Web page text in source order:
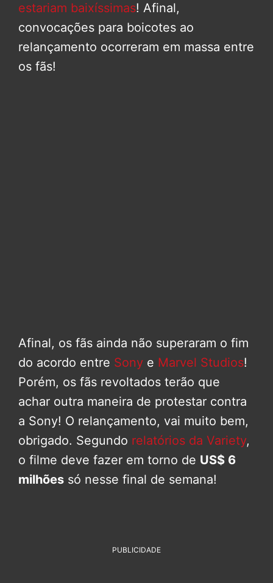
estariam baixíssimas! Afinal,
convocações para boicotes ao
relançamento ocorreram em massa entre
os fãs!
Afinal, os fãs ainda não superaram o fim
do acordo entre Sony e Marvel Studios!
Porém, os fãs revoltados terão que
achar outra maneira de protestar contra
a Sony! O relançamento, vai muito bem,
obrigado. Segundo relatórios da Variety,
o filme deve fazer em torno de US$ 6
milhões só nesse final de semana!
PUBLICIDADE